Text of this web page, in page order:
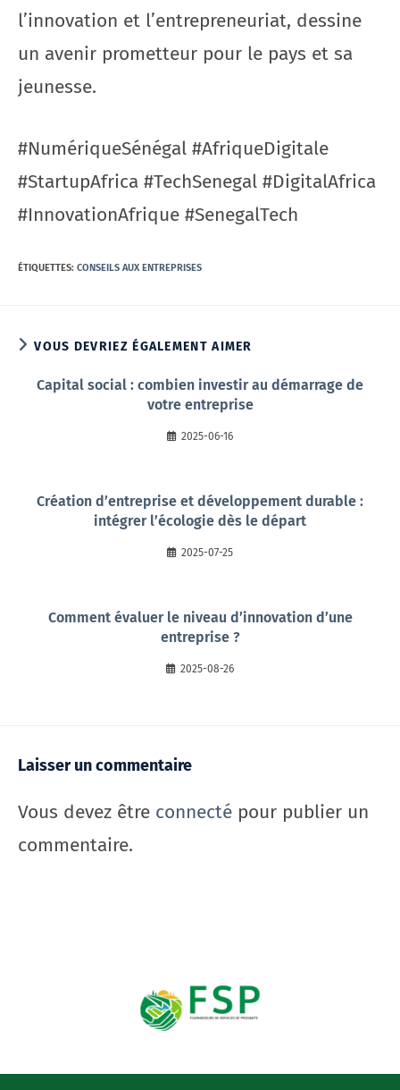
l’innovation et l’entrepreneuriat, dessine
un avenir prometteur pour le pays et sa
jeunesse.
#NumériqueSénégal #AfriqueDigitale
#StartupAfrica #TechSenegal #DigitalAfrica
#InnovationAfrique #SenegalTech
ÉTIQUETTES: CONSEILS AUX ENTREPRISES
VOUS DEVRIEZ ÉGALEMENT AIMER
Capital social : combien investir au démarrage de
votre entreprise
2025-06-16
Création d’entreprise et développement durable :
intégrer l’écologie dès le départ
2025-07-25
Comment évaluer le niveau d’innovation d’une
entreprise ?
2025-08-26
Laisser un commentaire
Vous devez être connecté pour publier un
commentaire.